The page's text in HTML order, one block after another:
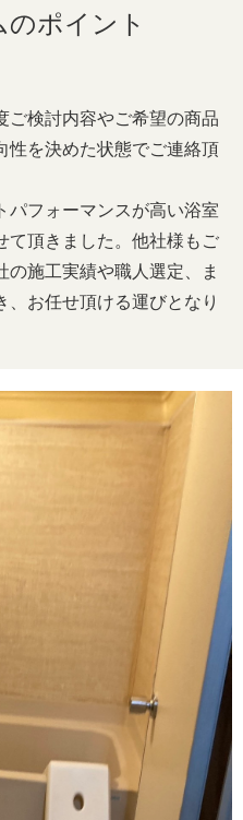
ポイント
ご検討内容やご希望の商品
性を決めた状態でご連絡頂
パフォーマンスが高い浴室
て頂きました。他社様もご
施工実績や職人選定、ま
お任せ頂ける運びとなり